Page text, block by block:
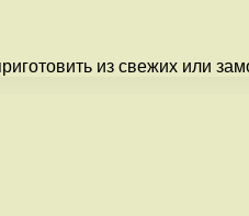
из свежих или